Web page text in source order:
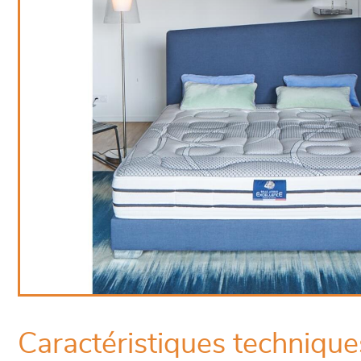
Caractéristiques